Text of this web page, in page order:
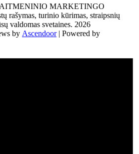
MARKETINGO
rašymas, turinio kūrimas, straipsnių
valdomas svetaines. 2026
by Ascendoor| Powered by